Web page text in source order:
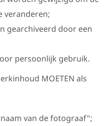
veranderen;
gearchiveerd door een
persoonlijk gebruik.
MOETEN als
van de fotograaf";